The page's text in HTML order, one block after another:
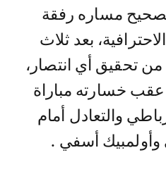
مساره رفقة
بعد ثلاث
تحقيق أي انتصار،
خسارته مباراة
والتعادل أمام
وأولمبيك أسفي .